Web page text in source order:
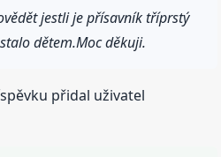
jestli je přísavník tříprstý
dětem.Moc děkuji.
přidal uživatel